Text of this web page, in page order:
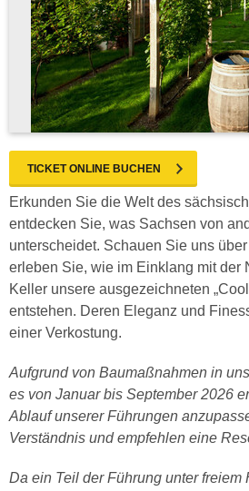
TICKET ONLINE BUCHEN
Erkunden Sie die Welt des
entdecken Sie, was Sachsen von
unterscheidet. Schauen Sie uns
erleben Sie, wie im Einklang mit der
Keller unsere ausgezeichneten
entstehen. Deren Eleganz und
einer Verkostung.
Aufgrund von Baumaßnahmen in
es von Januar bis September 2026
Ablauf unserer Führungen
Verständnis und empfehlen eine
Da ein Teil der Führung unter freiem